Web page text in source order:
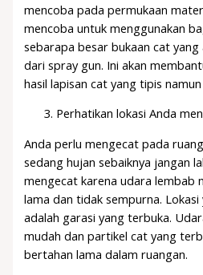
mencoba pada permukaan
mencoba untuk menggunakan
sebarapa besar bukaan cat yang
dari spray gun. Ini akan
hasil lapisan cat yang tipis
Perhatikan lokasi Anda
Anda perlu mengecat pada
sedang hujan sebaiknya jangan
mengecat karena udara lembab
lama dan tidak sempurna.
adalah garasi yang terbuka.
mudah dan partikel cat yang
bertahan lama dalam ruangan.